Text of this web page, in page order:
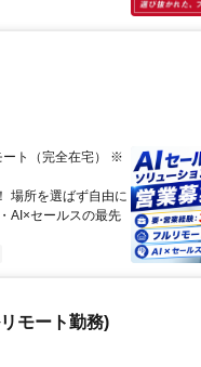
ート（完全在宅） ※
場所を選ばず自由に
AI×セールスの最先
モート勤務)